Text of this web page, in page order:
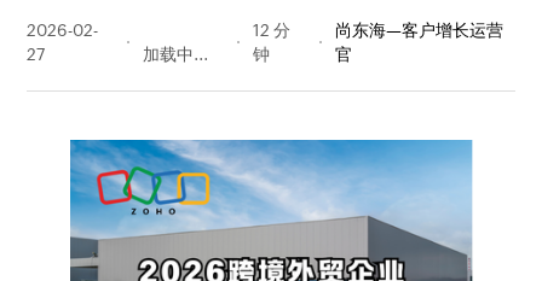
2026-02-
27
量
12 分
钟
尚东海—客户增长运营
官